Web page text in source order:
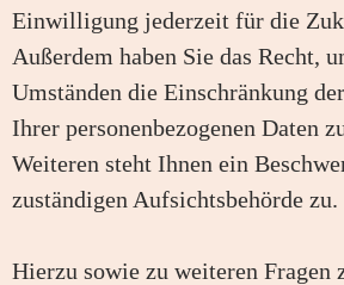
Einwilligung jederzeit für die
Außerdem haben Sie das Recht,
Umständen die Einschränkung
Ihrer personenbezogenen Daten
Weiteren steht Ihnen ein
zuständigen Aufsichtsbehörde zu.
Hierzu sowie zu weiteren Fragen